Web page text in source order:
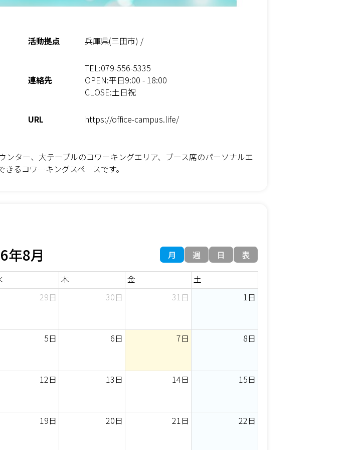
活動拠点 兵庫県(三田市) /
連絡先
TEL:079-556-5335
OPEN:平日9:00 - 18:00
CLOSE:土日祝
URL https://office-campus.life/
ター、大テーブルのコワーキングエリア、ブース席のパーソナルエ
るコワーキングスペースです。
年8月 月 週 日
表
木 金
土
29日 30日 31日 1日
5日 6日 7日 8日
12日 13日 14日 15日
19日 20日 21日 22日